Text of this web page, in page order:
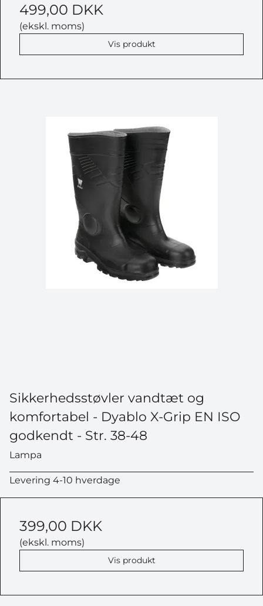
499,00 DKK
(ekskl. moms)
Vis produkt
Sikkerhedsstøvler vandtæt og
komfortabel - Dyablo X-Grip EN ISO
godkendt - Str. 38-48
Lampa
Levering 4-10 hverdage
399,00 DKK
(ekskl. moms)
Vis produkt